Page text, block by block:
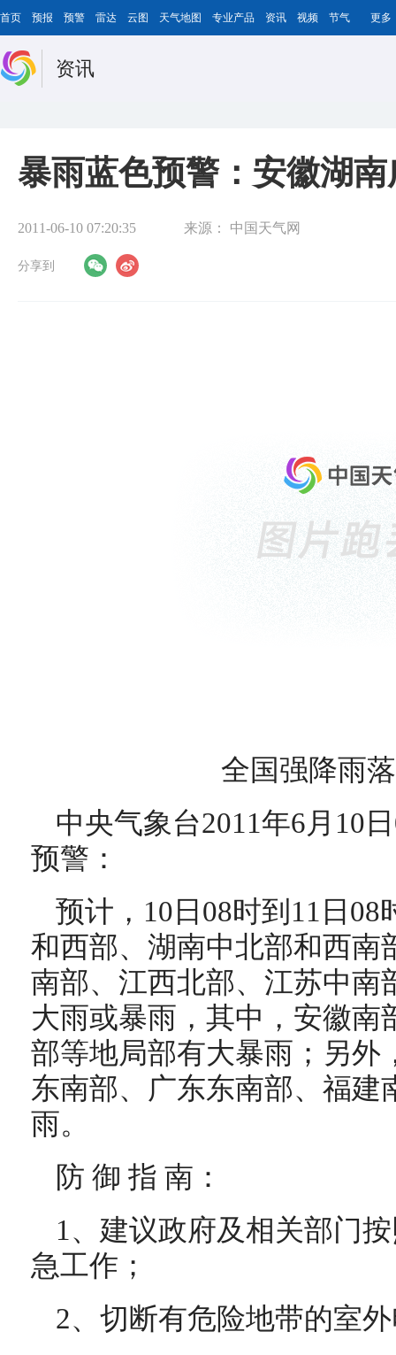
首页 预报 预警 雷达 云图 天气地图 专业产品 资讯 视频 节气 更多
资讯
暴雨蓝色预警：安徽湖
2011-06-10 07:20:35 来源： 中国天气网
分享到
全国强降雨
中央气象台2011年6月10
预警：
预计，10日08时到11日
和西部、湖南中北部和西南
南部、江西北部、江苏中南
大雨或暴雨，其中，安徽南
部等地局部有大暴雨；另外
东南部、广东东南部、福建
雨。
防 御 指 南：
1、建议政府及相关部门
急工作；
2、切断有危险地带的室